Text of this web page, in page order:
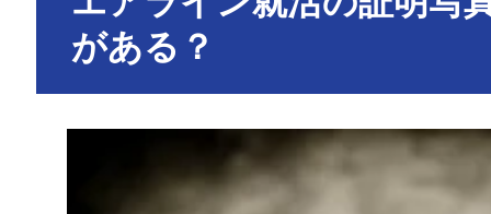
がある？